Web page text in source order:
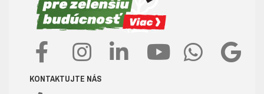
KONTAKTUJTE NÁS